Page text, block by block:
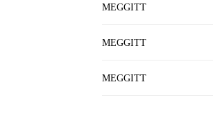
MEGGITT
MEGGITT
MEGGITT